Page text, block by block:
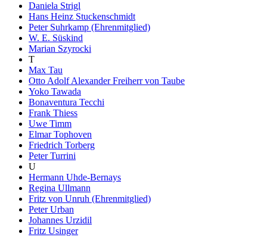
Daniela Strigl
Hans Heinz Stuckenschmidt
Peter Suhrkamp (Ehrenmitglied)
W. E. Süskind
Marian Szyrocki
T
Max Tau
Otto Adolf Alexander Freiherr von Taube
Yoko Tawada
Bonaventura Tecchi
Frank Thiess
Uwe Timm
Elmar Tophoven
Friedrich Torberg
Peter Turrini
U
Hermann Uhde-Bernays
Regina Ullmann
Fritz von Unruh (Ehrenmitglied)
Peter Urban
Johannes Urzidil
Fritz Usinger